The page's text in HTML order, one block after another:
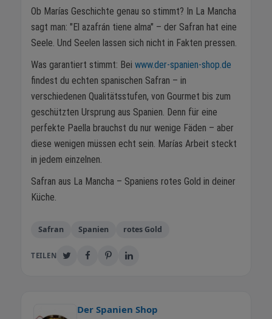
Ob Marías Geschichte genau so stimmt? In La Mancha
sagt man: "El azafrán tiene alma" – der Safran hat eine
Seele. Und Seelen lassen sich nicht in Fakten pressen.
Was garantiert stimmt: Bei www.der-spanien-shop.de
findest du echten spanischen Safran – in
verschiedenen Qualitätsstufen, von Gourmet bis zum
geschützten Ursprung aus Spanien. Denn für eine
perfekte Paella brauchst du nur wenige Fäden – aber
diese wenigen müssen echt sein. Marías Arbeit steckt
in jedem einzelnen.
Safran aus La Mancha – Spaniens rotes Gold in deiner
Küche.
Safran Spanien rotes Gold
TEILEN
Der Spanien Shop